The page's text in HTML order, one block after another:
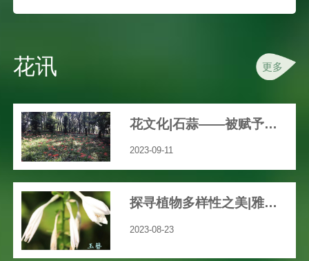
花讯 更多
花文化|石蒜——被赋予众多文艺、神秘色彩的花
2023-09-11
探寻植物多样性之美|雅致之花“玉簪”
2023-08-23